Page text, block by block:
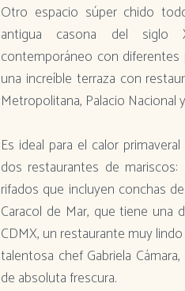
Otro espacio súper chido
antigua casona del siglo
contemporáneo con
una increíble terraza con
Metropolitana, Palacio Nacional
Es ideal para el calor
dos restaurantes de
rifados que incluyen conchas
Caracol de Mar, que tiene una
CDMX, un restaurante muy
talentosa chef Gabriela
de absoluta frescura.